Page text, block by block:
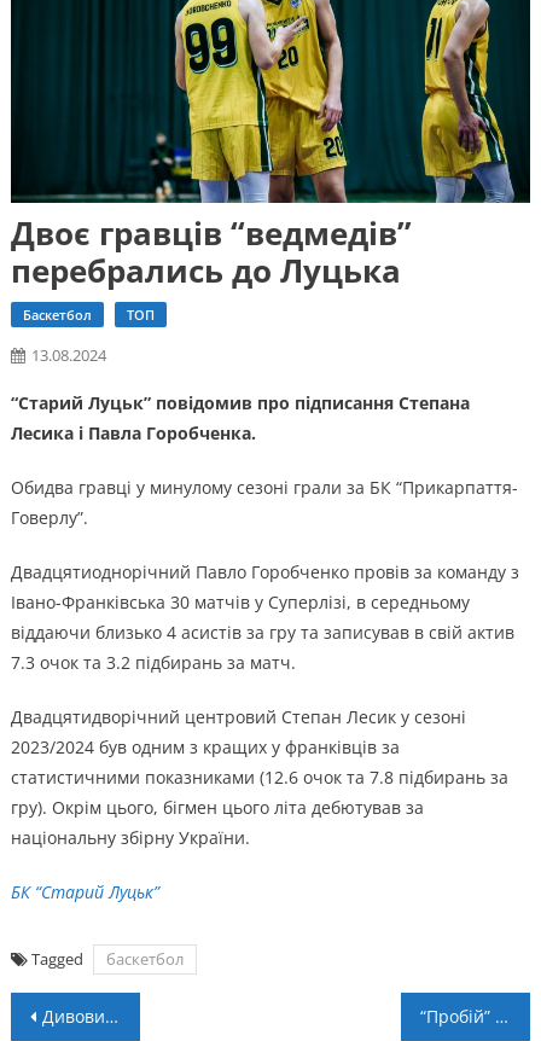
Двоє гравців “ведмедів”
перебрались до Луцька
Баскетбол ТОП
13.08.2024
“Старий Луцьк” повідомив про підписання Степана
Лесика і Павла Горобченка.
Обидва гравці у минулому сезоні грали за БК “Прикарпаття-
Говерлу”.
Двадцятиоднорічний Павло Горобченко провів за команду з
Івано-Франківська 30 матчів у Суперлізі, в середньому
віддаючи близько 4 асистів за гру та записував в свій актив
7.3 очок та 3.2 підбирань за матч.
Двадцятидворічний центровий Степан Лесик у сезоні
2023/2024 був одним з кращих у франківців за
статистичними показниками (12.6 очок та 7.8 підбирань за
гру). Окрім цього, бігмен цього літа дебютував за
національну збірну України.
БК “Старий Луцьк”
Tagged баскетбол
Навігація
Дивовижні нічні перегони: Гран-прі Сінгапуру 2024 “Пробій” – “Куликів-Білка” – 2:2, пен. 4:3. Післямова